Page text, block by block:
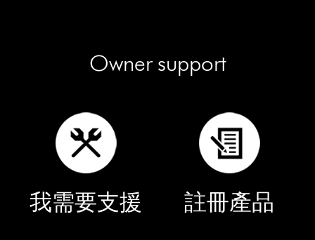
Owner support
我需要支援 註冊產品